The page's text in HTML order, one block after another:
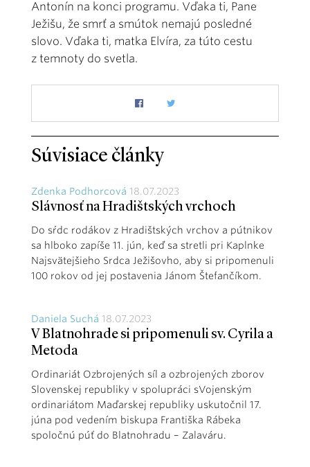
Antonín na konci programu. Vďaka ti, Pane
Ježišu, že smrť a smútok nemajú posledné
slovo. Vďaka ti, matka Elvíra, za túto cestu
z temnoty do svetla.
Súvisiace články
Zdenka Podhorcová 18.07.2023
Slávnosť na Hradištských vrchoch
Do sŕdc rodákov z Hradištských vrchov a pútnikov
sa hlboko zapíše 11. jún, keď sa stretli pri Kaplnke
Najsvätejšieho Srdca Ježišovho, aby si pripomenuli
100 rokov od jej postavenia Jánom Štefančíkom.
Daniela Suchá 18.07.2023
V Blatnohrade si pripomenuli sv. Cyrila a
Metoda
Ordinariát Ozbrojených síl a ozbrojených zborov
Slovenskej republiky v spolupráci sVojenským
ordinariátom Maďarskej republiky uskutočnil 17.
júna pod vedením biskupa Františka Rábeka
spoločnú púť do Blatnohradu – Zalaváru.